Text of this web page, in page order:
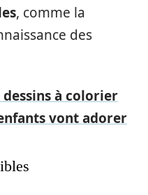
, comme la
des
dessins à colorier
vont adorer